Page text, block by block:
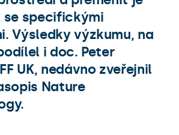
specifickými
Výsledky výzkumu, na
i doc. Peter
UK, nedávno zveřejnil
Nature